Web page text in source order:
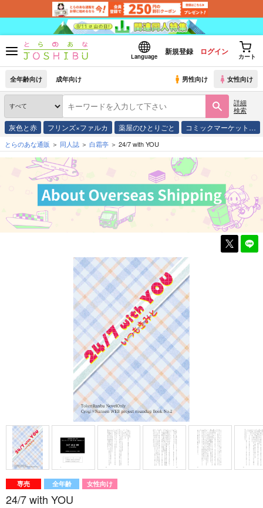
Language
新規登録 ログイン
カート
全年齢向け 成年向け 男性向け 女性向け
詳細
検索
灰色と赤 フリンズ×ファルカ 薬屋のひとりごと コミックマーケット…
とらのあな通販 同人誌 白霜亭 24/7 with YOU
専売 全年齢 女性向け
24/7 with YOU